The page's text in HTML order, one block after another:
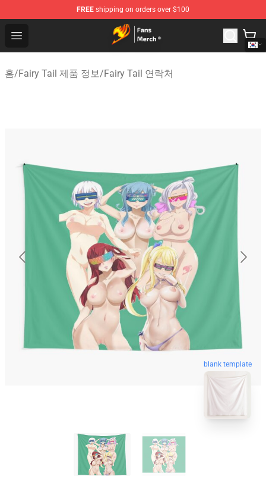
FREE shipping on orders over $100
Open menu
Fairy Tail Store - Official Fairy Tail Merchandise Shop
홈/Fairy Tail 제품 정보/Fairy Tail 연락처
blank template